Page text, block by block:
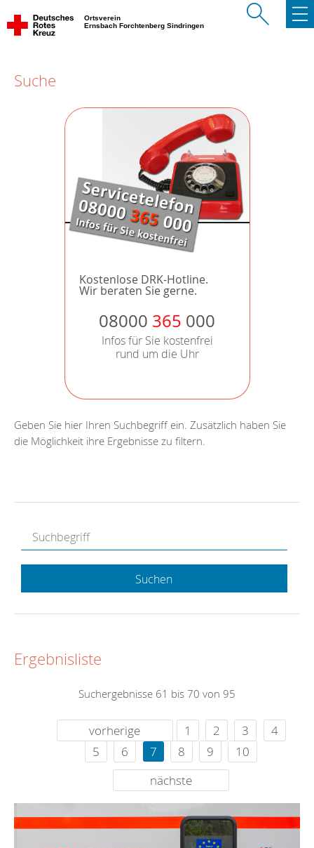
Ortsverein
Ernsbach Forchtenberg Sindringen
Suche
Kostenlose DRK-Hotline.
Wir beraten Sie gerne.
08000 365 000
Infos für Sie kostenfrei
rund um die Uhr
Geben Sie hier Ihren Suchbegriff ein. Zusätzlich haben Sie
die Möglichkeit ihre Ergebnisse zu filtern.
Suchen
Ergebnisliste
Suchergebnisse 61 bis 70 von 95
vorherige 1 2 3
4
5
6 7 8 9
10
nächste